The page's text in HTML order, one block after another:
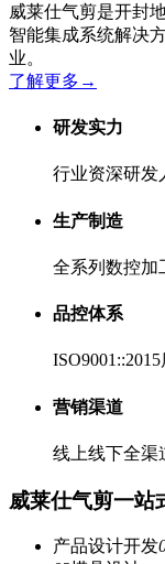
威莱仕气剪是开封
智能集成系统解决
业。
了解更多 →
研发实力
行业资深研发
生产制造
全系列数控加
品控体系
营销渠道
线上线下全渠
威莱仕气剪一站
产品设计开发